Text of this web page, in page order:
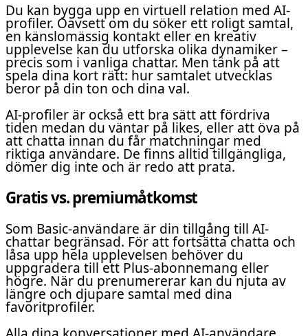
Du kan bygga upp en virtuell relation med AI-
profiler. Oavsett om du söker ett roligt samtal,
en känslomässig kontakt eller en kreativ
upplevelse kan du utforska olika dynamiker –
precis som i vanliga chattar. Men tänk på att
spela dina kort rätt: hur samtalet utvecklas
beror på din ton och dina val.
AI-profiler är också ett bra sätt att fördriva
tiden medan du väntar på likes, eller att öva på
att chatta innan du får matchningar med
riktiga användare. De finns alltid tillgängliga,
dömer dig inte och är redo att prata.
Gratis vs. premiumåtkomst
Som Basic-användare är din tillgång till AI-
chattar begränsad. För att fortsätta chatta och
låsa upp hela upplevelsen behöver du
uppgradera till ett Plus-abonnemang eller
högre. När du prenumererar kan du njuta av
längre och djupare samtal med dina
favoritprofiler.